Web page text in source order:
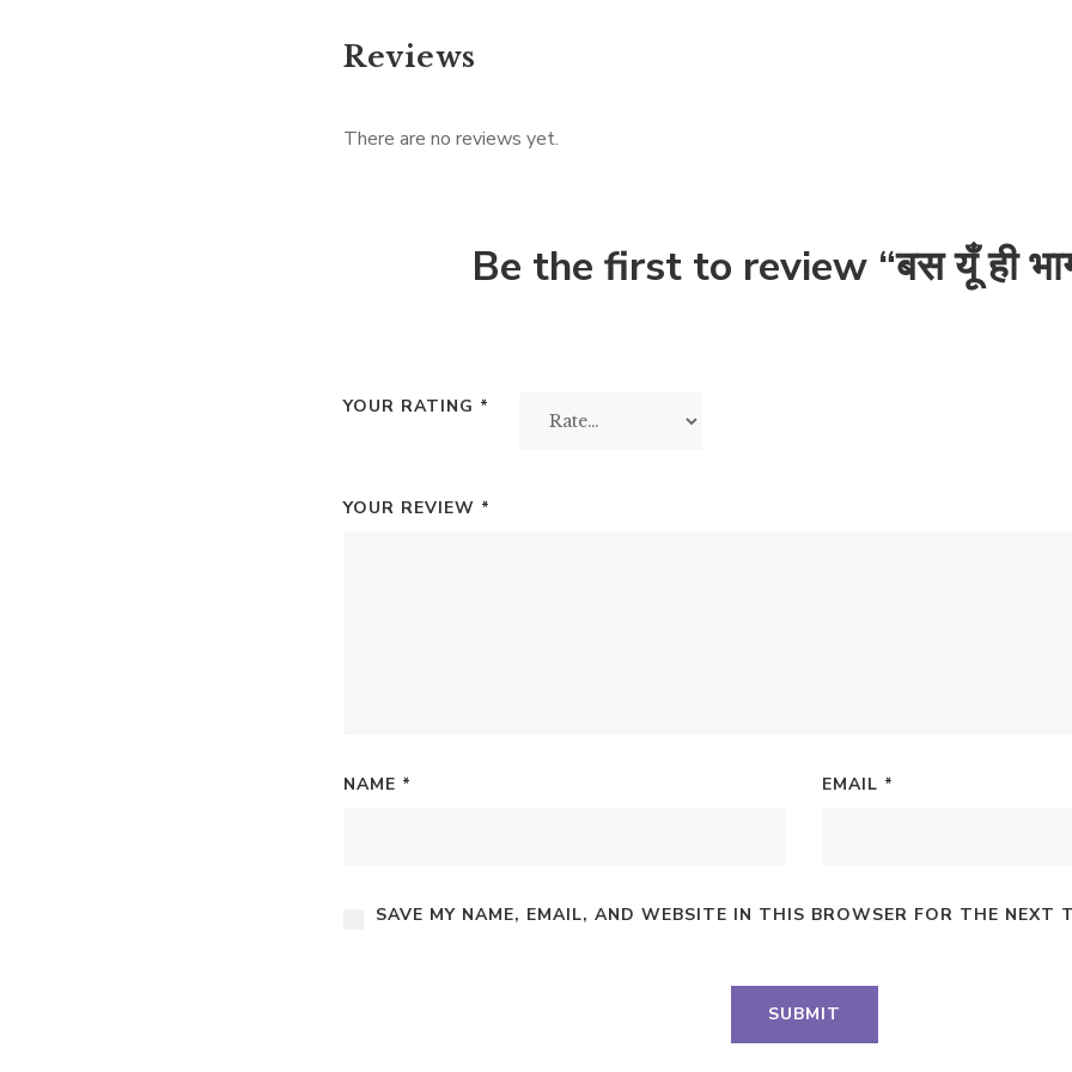
Reviews
There are no reviews yet.
Be the first to review “बस यूँ ही
YOUR RATING *
YOUR REVIEW *
NAME * EMAIL *
SAVE MY NAME, EMAIL, AND WEBSITE IN THIS BROWSER FOR THE NEXT